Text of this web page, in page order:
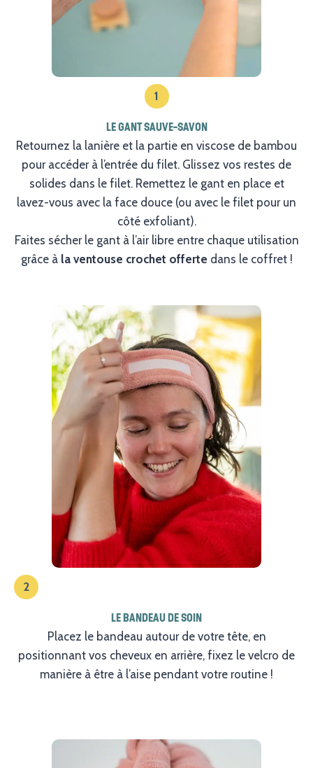
1
LE GANT SAUVE-SAVON
Retournez la lanière et la partie en viscose de bambou
pour accéder à l’entrée du filet. Glissez vos restes de
solides dans le filet. Remettez le gant en place et
lavez-vous avec la face douce (ou avec le filet pour un
côté exfoliant).
Faites sécher le gant à l’air libre entre chaque utilisation
grâce àla ventouse crochet offerte dans le coffret !
2
LE BANDEAU DE SOIN
Placez le bandeau autour de votre tête, en
positionnant vos cheveux en arrière, fixez le velcro de
manière à être à l’aise pendant votre routine !